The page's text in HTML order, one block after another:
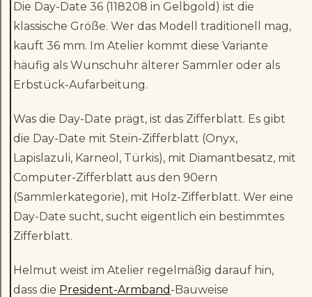
Die Day-Date 36 (118208 in Gelbgold) ist die
klassische Größe. Wer das Modell traditionell mag,
kauft 36 mm. Im Atelier kommt diese Variante
häufig als Wunschuhr älterer Sammler oder als
Erbstück-Aufarbeitung.
Was die Day-Date prägt, ist das Zifferblatt. Es gibt
die Day-Date mit Stein-Zifferblatt (Onyx,
Lapislazuli, Karneol, Türkis), mit Diamantbesatz, mit
Computer-Zifferblatt aus den 90ern
(Sammlerkategorie), mit Holz-Zifferblatt. Wer eine
Day-Date sucht, sucht eigentlich ein bestimmtes
Zifferblatt.
Helmut weist im Atelier regelmäßig darauf hin,
dass die President-Armband -Bauweise